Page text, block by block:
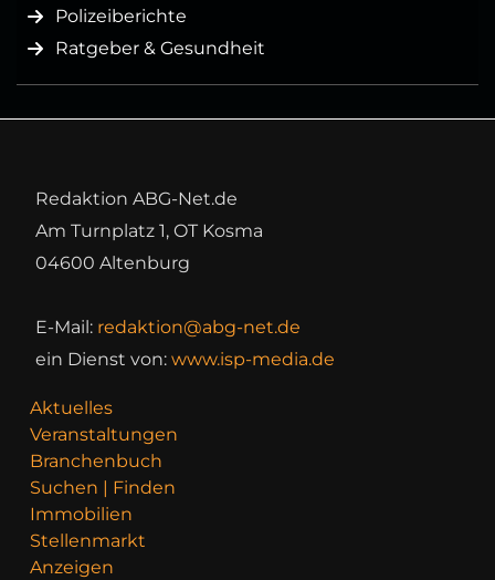
Polizeiberichte
Ratgeber & Gesundheit
Redaktion ABG-Net.de
Am Turnplatz 1, OT Kosma
04600 Altenburg
E-Mail: redaktion@abg-net.de
ein Dienst von: www.isp-media.de
Aktuelles
Veranstaltungen
Branchenbuch
Suchen | Finden
Immobilien
Stellenmarkt
Anzeigen